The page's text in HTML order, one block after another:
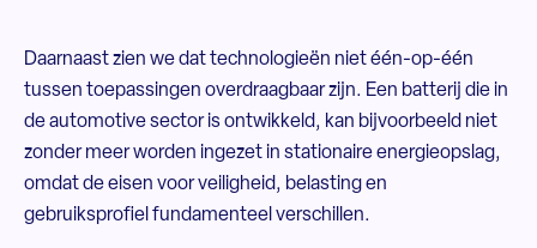
Daarnaast zien we dat technologieën niet één-op-één
tussen toepassingen overdraagbaar zijn. Een batterij die in
de automotive sector is ontwikkeld, kan bijvoorbeeld niet
zonder meer worden ingezet in stationaire energieopslag,
omdat de eisen voor veiligheid, belasting en
gebruiksprofiel fundamenteel verschillen.